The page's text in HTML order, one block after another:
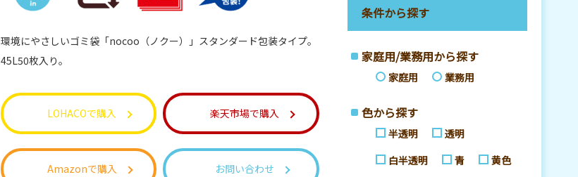
環境にやさしいゴミ袋「nocoo（ノクー）」スタンダード包装タイプ。
45L50枚入り。
LOHACOで購入 楽天市場で購入
Amazonで購入 お問い合わせ
条件から探す
家庭用/業務用から探す
家庭用 業務用
色から探す
半透明
透明
白半透明
青
黄色